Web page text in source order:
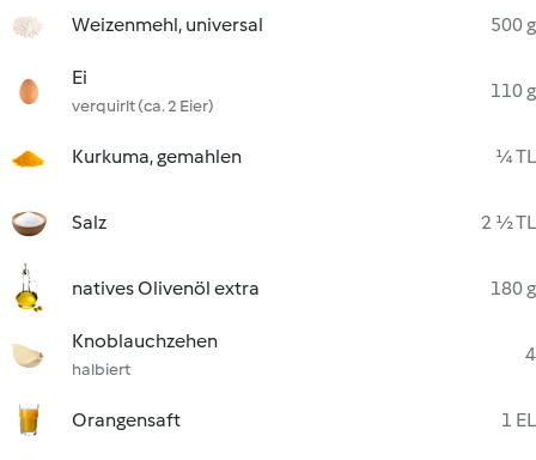
Weizenmehl, universal 500 g
Ei
verquirlt (ca. 2 Eier)
110 g
Kurkuma, gemahlen ¼ TL
Salz 2 ½ TL
natives Olivenöl extra 180 g
Knoblauchzehen
halbiert
4
Orangensaft 1 EL